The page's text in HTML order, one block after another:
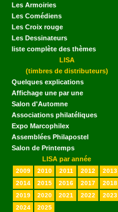
Les Armoiries
Les Comédiens
Les Croix rouge
Les Dessinateurs
liste complète des thèmes
LISA
(timbres de distributeurs)
Quelques explications
Affichage une par une
Salon d'Automne
Associations philatéliques
Expo Marcophilex
Assemblées Philapostel
Salon de Printemps
LISA par année
2009 2010 2011 2012
2013
2014
2015 2016 2017
2018
2019
2020 2021 2022
2023
2024
2025